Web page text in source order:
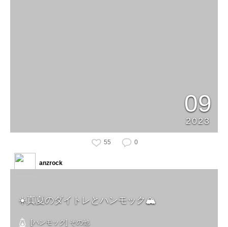
09
2023
55 0
☀️真夏のダイトレとハンモック🏔️
[ハンモック] その他
anzrock